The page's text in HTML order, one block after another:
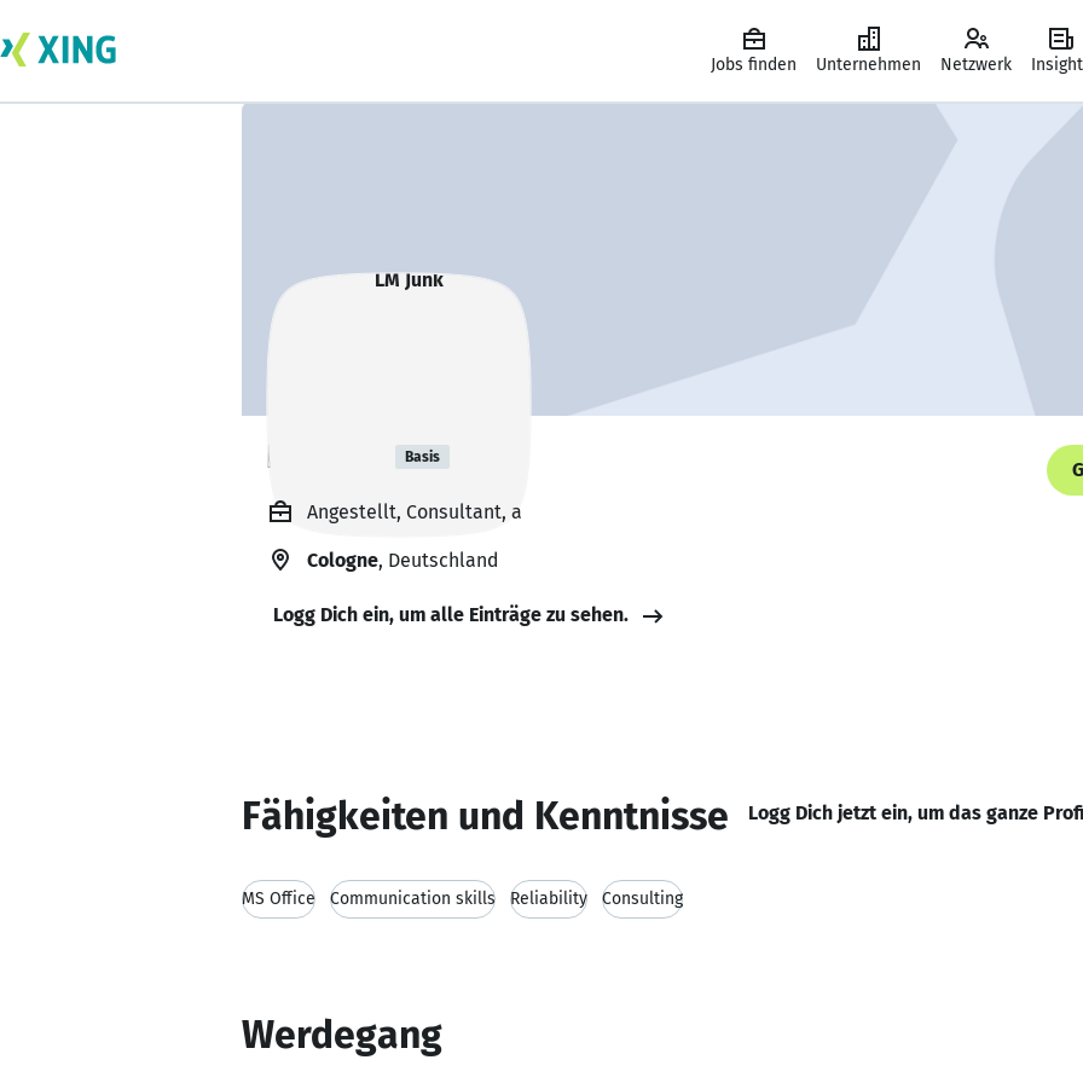
Jobs finden Unternehmen Netzwerk
LM Junk Basis
Angestellt, Consultant, a
Cologne, Deutschland
Logg Dich ein, um alle Einträge zu sehen.
Fähigkeiten und Kenntnisse Logg Dich jetzt ein, um das ganze
MS Office Communication skills Reliability Consulting
Werdegang